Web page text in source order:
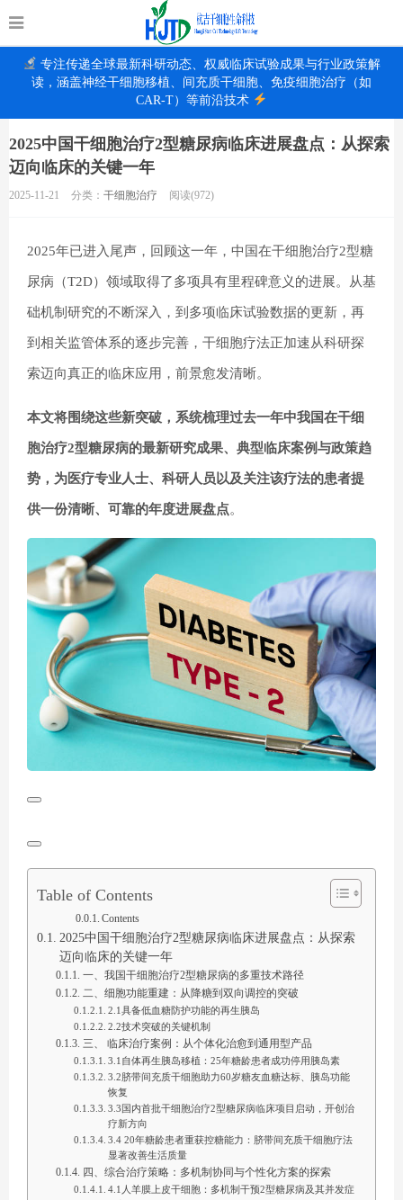
专注传递全球最新科研动态、权威临床试验成果与行业政策解
读，涵盖神经干细胞移植、间充质干细胞、免疫细胞治疗（如
CAR-T）等前沿技术
2025中国干细胞治疗2型糖尿病临床进展盘点：从探索
迈向临床的关键一年
2025-11-21 分类： 干细胞治疗 阅读(972)
2025年已进入尾声，回顾这一年，中国在干细胞治疗2型糖
尿病（T2D）领域取得了多项具有里程碑意义的进展。从基
础机制研究的不断深入，到多项临床试验数据的更新，再
到相关监管体系的逐步完善，干细胞疗法正加速从科研探
索迈向真正的临床应用，前景愈发清晰。
本文将围绕这些新突破，系统梳理过去一年中我国在干细
胞治疗2型糖尿病的最新研究成果、典型临床案例与政策趋
势，为医疗专业人士、科研人员以及关注该疗法的患者提
供一份清晰、可靠的年度进展盘点。
Table of Contents
Contents
2025中国干细胞治疗2型糖尿病临床进展盘点：从探索
迈向临床的关键一年
一、我国干细胞治疗2型糖尿病的多重技术路径
二、细胞功能重建：从降糖到双向调控的突破
2.1具备低血糖防护功能的再生胰岛
2.2技术突破的关键机制
三、 临床治疗案例：从个体化治愈到通用型产品
3.1自体再生胰岛移植：25年糖龄患者成功停用胰岛素
3.2脐带间充质干细胞助力60岁糖友血糖达标、胰岛功能
恢复
3.3国内首批干细胞治疗2型糖尿病临床项目启动，开创治
疗新方向
3.4 20年糖龄患者重获控糖能力：脐带间充质干细胞疗法
显著改善生活质量
四、综合治疗策略：多机制协同与个性化方案的探索
4.1人羊膜上皮干细胞：多机制干预2型糖尿病及其并发症